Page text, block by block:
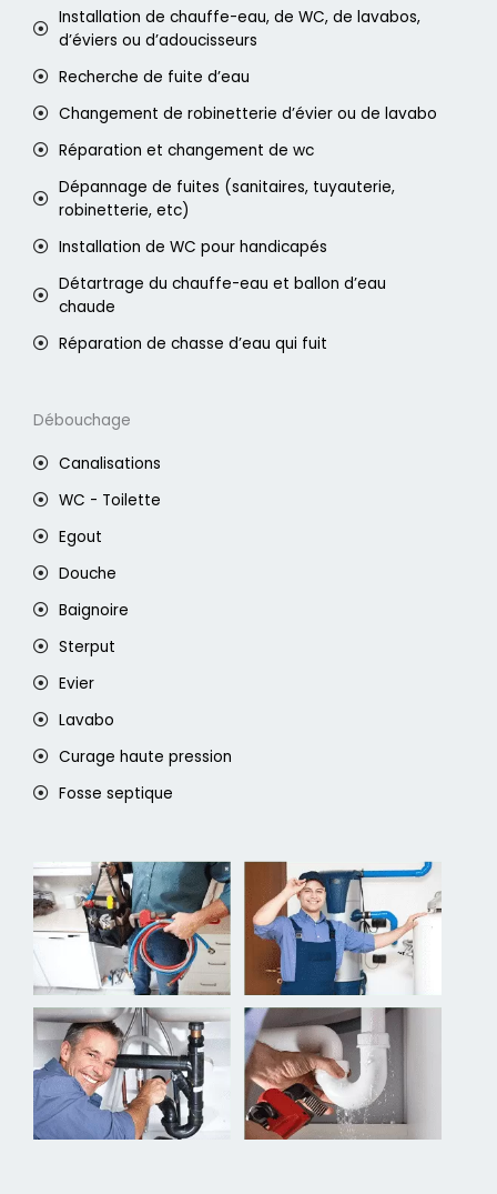
Installation de chauffe-eau, de WC, de lavabos,
d’éviers ou d’adoucisseurs
Recherche de fuite d’eau
Changement de robinetterie d’évier ou de lavabo
Réparation et changement de wc
Dépannage de fuites (sanitaires, tuyauterie,
robinetterie, etc)
Installation de WC pour handicapés
Détartrage du chauffe-eau et ballon d’eau
chaude
Réparation de chasse d’eau qui fuit
Débouchage
Canalisations
WC - Toilette
Egout
Douche
Baignoire
Sterput
Evier
Lavabo
Curage haute pression
Fosse septique